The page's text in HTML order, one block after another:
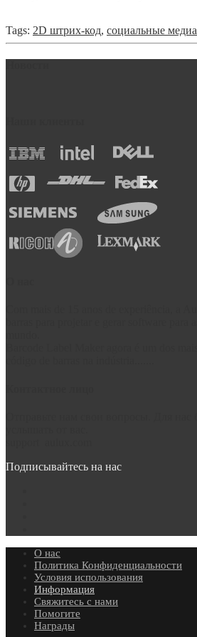
Tags: 2D штрих-код, социальные медиа
Подписывайтесь на нас
О нас
Политика Конфиденциальности
Условия использования
Информация
Свяжитесь с нами
Помогите
Награды